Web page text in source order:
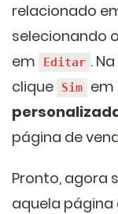
relacionado
selecionando
em
Editar .
clique
Sim em
página de
Pronto, agora
aquela